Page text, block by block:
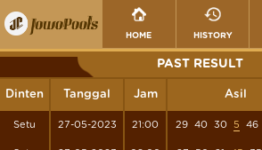
HOME HISTORY
PAST RESULT
Dinten Tanggal Jam Asil
Setu 27-05-2023 21:00 29 40 30 5 46